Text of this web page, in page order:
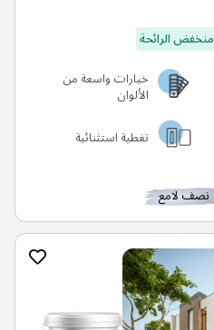
منخفض الرائحة
خيارات واسعة من
الألوان
تغطية استثنائية
نصف لامع